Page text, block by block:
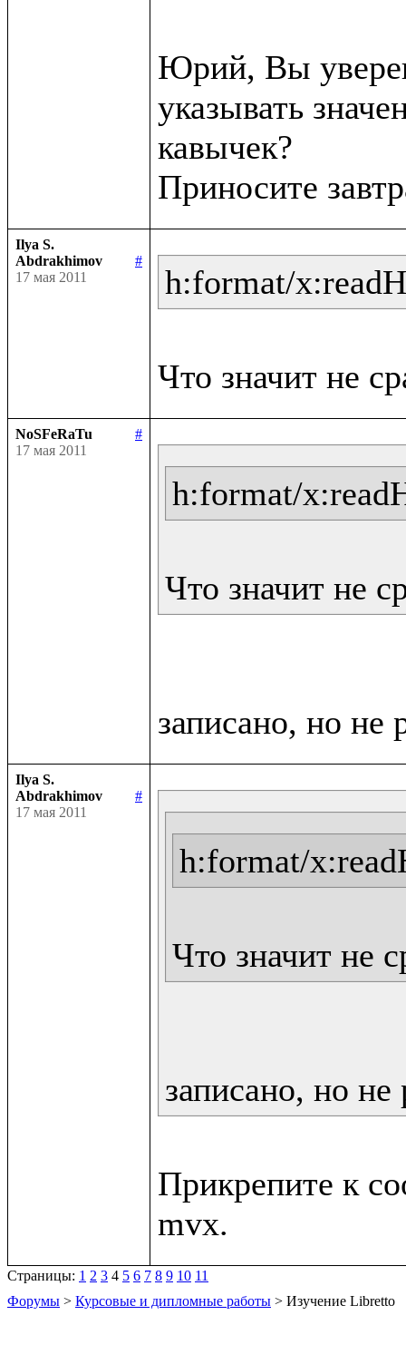
Юрий, Вы
указывать
кавычек?
Ilya S.
Abdrakhimov
#
17 мая 2011
h:format/
NoSFeRaTu
#
17 мая 2011
h:format/
Что значит не
Ilya S.
Abdrakhimov
#
17 мая 2011
h:format/
Что значит не
записано, но не
Прикрепите к
Страницы: 1 2 3 4 5 6 7 8 9 10 11
Форумы > Курсовые и дипломные работы > Изучение Libretto